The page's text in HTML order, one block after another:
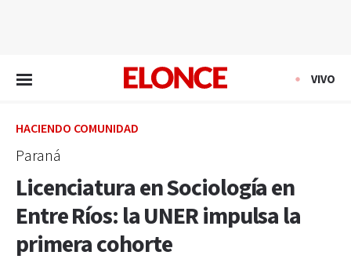
VIVO
HACIENDO COMUNIDAD
Paraná
Licenciatura en Sociología en
Entre Ríos: la UNER impulsa la
primera cohorte